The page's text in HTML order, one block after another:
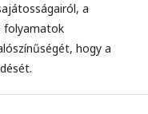
a
folyamatok
hogy a